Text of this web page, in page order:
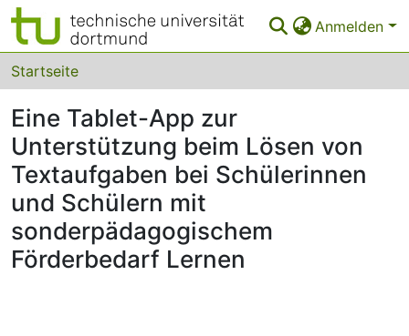
Anmelden
Bereiche & Sammlungen
Das gesamte Repositorium
Statistiken
FAQ
Leitlinien
Zurück zur Startseite
Startseite
Eine Tablet-App zur
Unterstützung beim Lösen von
Textaufgaben bei Schülerinnen
und Schülern mit
sonderpädagogischem
Förderbedarf Lernen